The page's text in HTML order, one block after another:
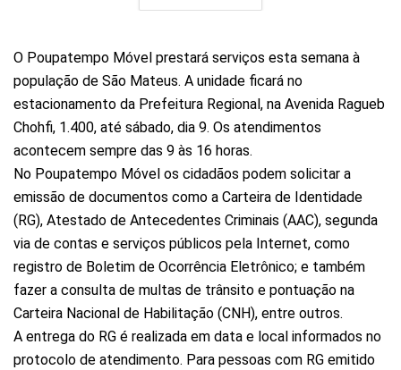
O Poupatempo Móvel prestará serviços esta semana à
população de São Mateus. A unidade ficará no
estacionamento da Prefeitura Regional, na Avenida Ragueb
Chohfi, 1.400, até sábado, dia 9. Os atendimentos
acontecem sempre das 9 às 16 horas.
No Poupatempo Móvel os cidadãos podem solicitar a
emissão de documentos como a Carteira de Identidade
(RG), Atestado de Antecedentes Criminais (AAC), segunda
via de contas e serviços públicos pela Internet, como
registro de Boletim de Ocorrência Eletrônico; e também
fazer a consulta de multas de trânsito e pontuação na
Carteira Nacional de Habilitação (CNH), entre outros.
A entrega do RG é realizada em data e local informados no
protocolo de atendimento. Para pessoas com RG emitido